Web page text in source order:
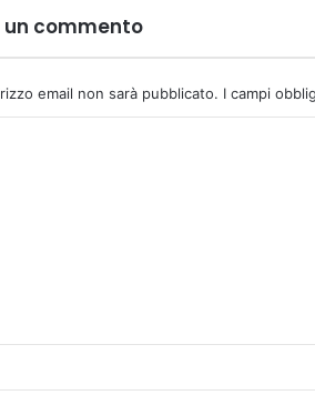
un commento
email non sarà pubblicato. I campi